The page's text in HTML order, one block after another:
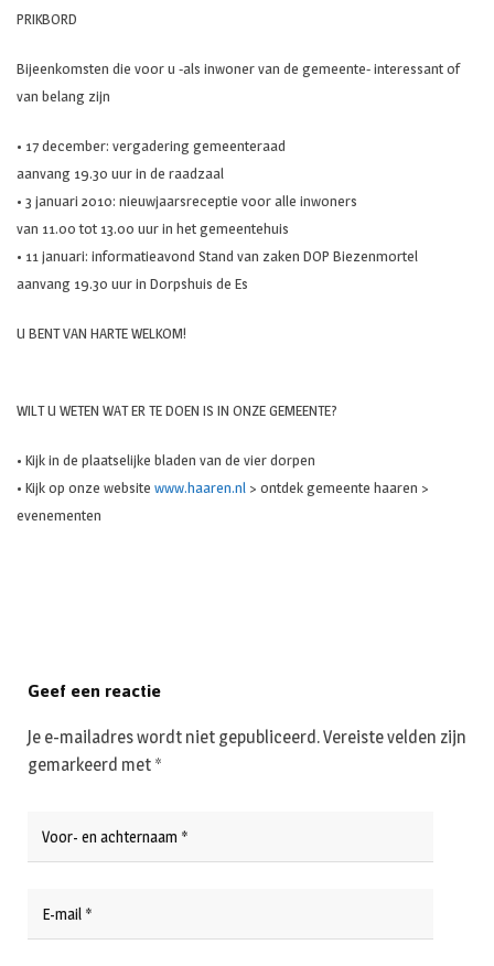
PRIKBORD
Bijeenkomsten die voor u -als inwoner van de gemeente- interessant of
van belang zijn
• 17 december: vergadering gemeenteraad
aanvang 19.30 uur in de raadzaal
• 3 januari 2010: nieuwjaarsreceptie voor alle inwoners
van 11.00 tot 13.00 uur in het gemeentehuis
• 11 januari: informatieavond Stand van zaken DOP Biezenmortel
aanvang 19.30 uur in Dorpshuis de Es
U BENT VAN HARTE WELKOM!
WILT U WETEN WAT ER TE DOEN IS IN ONZE GEMEENTE?
• Kijk in de plaatselijke bladen van de vier dorpen
• Kijk op onze website www.haaren.nl > ontdek gemeente haaren >
evenementen
Geef een reactie
Je e-mailadres wordt niet gepubliceerd.Vereiste velden zijn
gemarkeerd met *